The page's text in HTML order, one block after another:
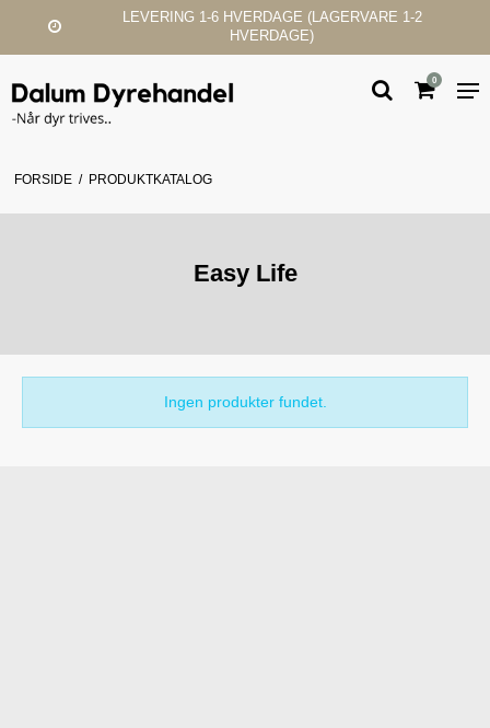
LEVERING 1-6 HVERDAGE (LAGERVARE 1-2
HVERDAGE)
0
FORSIDE / PRODUKTKATALOG
Easy Life
Ingen produkter fundet.